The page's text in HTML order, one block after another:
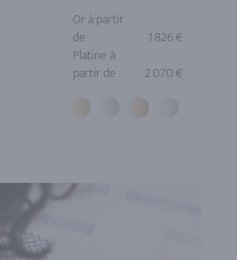
Or à partir
de
1 826 €
Platine à
partir de
2 070 €